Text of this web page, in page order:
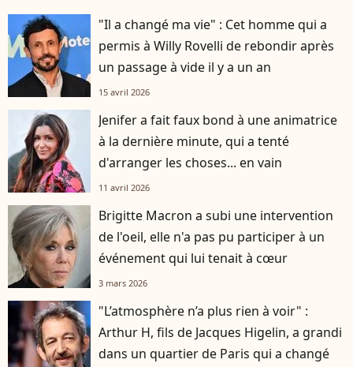
"Il a changé ma vie" : Cet homme qui a
permis à Willy Rovelli de rebondir après
un passage à vide il y a un an
15 avril 2026
Jenifer a fait faux bond à une animatrice
à la dernière minute, qui a tenté
d'arranger les choses... en vain
11 avril 2026
Brigitte Macron a subi une intervention
de l'oeil, elle n'a pas pu participer à un
événement qui lui tenait à cœur
3 mars 2026
"L’atmosphère n’a plus rien à voir" :
Arthur H, fils de Jacques Higelin, a grandi
dans un quartier de Paris qui a changé